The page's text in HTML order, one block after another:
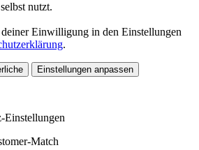
nutzt.
Einwilligung in den Einstellungen
.
Einstellungen anpassen
Einstellungen
Match